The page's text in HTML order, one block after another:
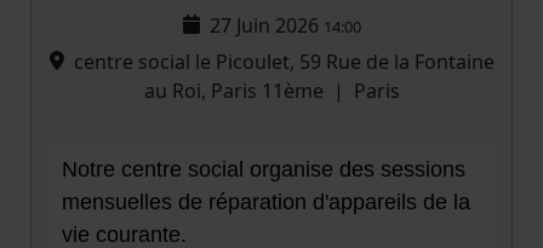
27 Juin 2026 14:00
centre social le Picoulet, 59 Rue de la Fontaine
au Roi, Paris 11ème | Paris
Notre centre social organise des sessions
mensuelles de réparation d'appareils de la
vie courante.